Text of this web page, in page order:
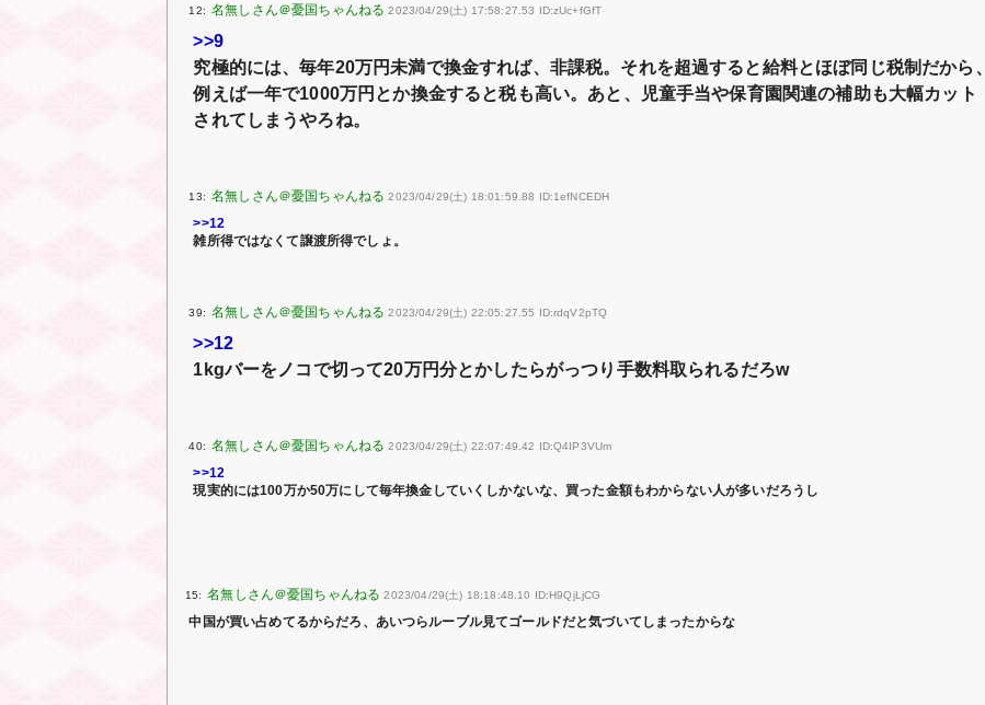
12: 2023/04/29(土) 17:58:27.53 ID:zUc+fGfT
>>9
究極的には、毎年20万円未満で換金すれば、非課税。それを超過すると給料とほぼ同じ税制だから、
例えば一年で1000万円とか換金すると税も高い。あと、児童手当や保育園関連の補助も大幅カット
されてしまうやろね。
13: 2023/04/29(土) 18:01:59.88 ID:1efNCEDH
>>12
雑所得ではなくて譲渡所得でしょ。
39: 2023/04/29(土) 22:05:27.55 ID:rdqV2pTQ
>>12
1kgバーをノコで切って20万円分とかしたらがっつり手数料取られるだろw
40: 2023/04/29(土) 22:07:49.42 ID:Q4IP3VUm
>>12
現実的には100万か50万にして毎年換金していくしかないな、買った金額もわからない人が多いだろうし
15: 2023/04/29(土) 18:18:48.10 ID:H9QjLjCG
中国が買い占めてるからだろ、あいつらルーブル見てゴールドだと気づいてしまったからな